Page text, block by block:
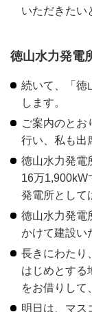
いただきたい
徳山水力発電
続いて、「徳
します。
ご案内のとお
行い、私も出
徳山水力発電
16万1,900kW
発電所として
徳山水力発電
かけて建設い
長きにわたり
はじめとする
をお借りして
明日は、マス